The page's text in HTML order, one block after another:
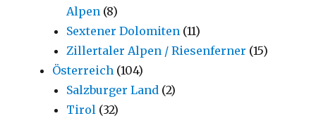
Alpen (8)
Sextener Dolomiten (11)
Zillertaler Alpen / Riesenferner (15)
Österreich (104)
Salzburger Land (2)
Tirol (32)